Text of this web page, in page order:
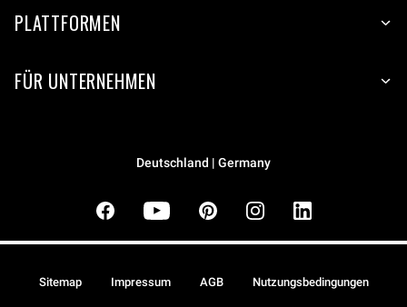
PLATTFORMEN
FÜR UNTERNEHMEN
Deutschland | Germany
Sitemap Impressum AGB Nutzungsbedingungen